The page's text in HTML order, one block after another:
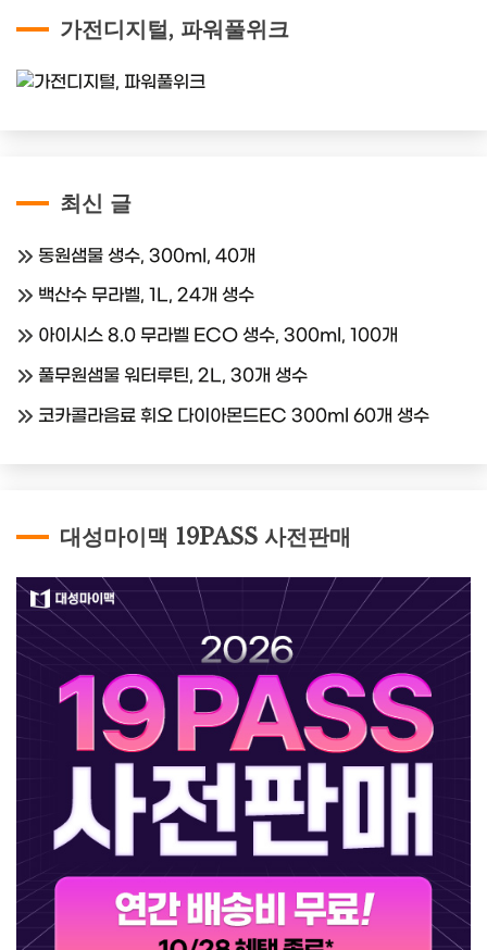
가전디지털, 파워풀위크
최신 글
동원샘물 생수, 300ml, 40개
백산수 무라벨, 1L, 24개 생수
아이시스 8.0 무라벨 ECO 생수, 300ml, 100개
풀무원샘물 워터루틴, 2L, 30개 생수
코카콜라음료 휘오 다이아몬드EC 300ml 60개 생수
대성마이맥 19PASS 사전판매